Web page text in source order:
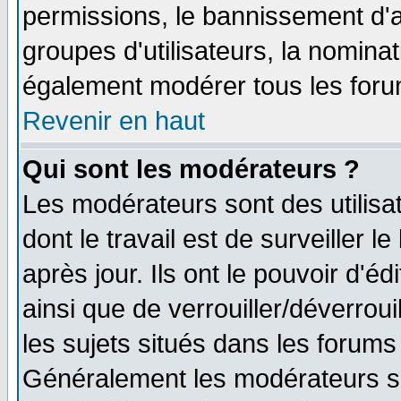
permissions, le bannissement
groupes d'utilisateurs, la
également modérer tous les
Revenir en haut
Qui sont les modérateurs ?
Les modérateurs sont des
dont le travail est de surveiller
après jour. Ils ont le pouvoir
ainsi que de verrouiller/
les sujets situés dans les
Généralement les modérateurs